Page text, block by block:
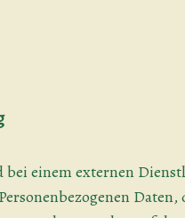
bei einem externen
Daten,